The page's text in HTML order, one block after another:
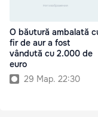
O băutură ambalată
fir de aur a fost
vândută cu 2.000 de
euro
29 Мар. 22:30